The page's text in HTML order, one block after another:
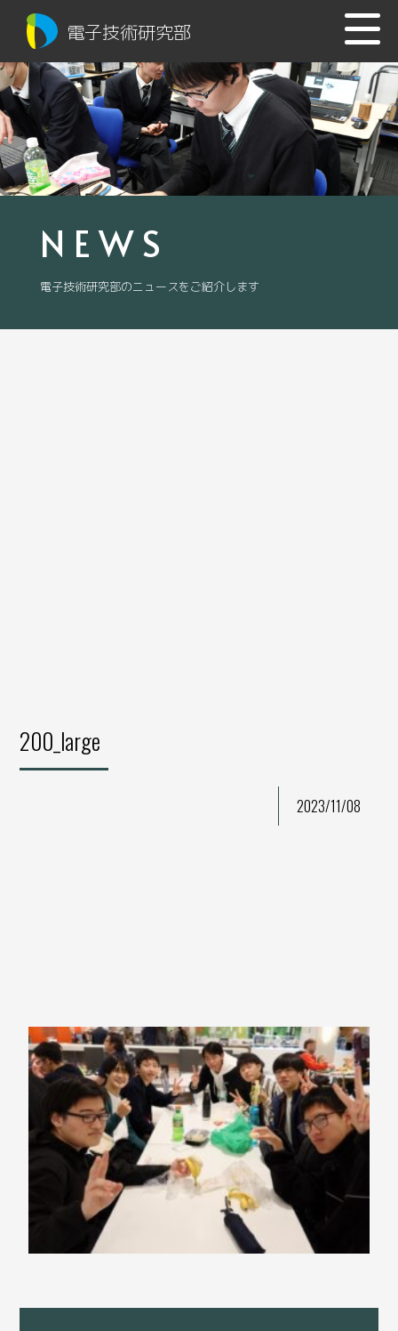
電子技術研究部
NEWS
電子技術研究部のニュースをご紹介します
200_large
2023/11/08